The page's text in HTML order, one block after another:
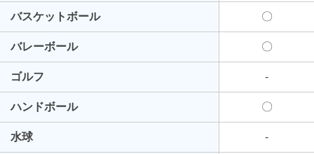
バスケットボール 〇
バレーボール 〇
ゴルフ -
ハンドボール 〇
水球 -